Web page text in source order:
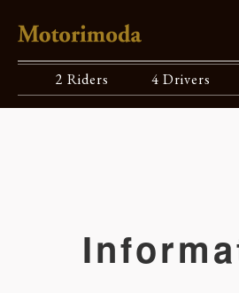
2 Riders 4 Drivers